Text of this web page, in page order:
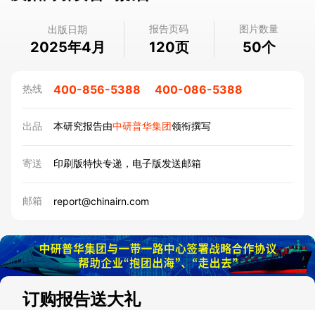
出版日期
2025年4月
报告页码
120页
图片数量
50个
热线 400-856-5388 400-086-5388
出品 本研究报告由中研普华集团领衔撰写
寄送 印刷版特快专递，电子版发送邮箱
邮箱 report@chinairn.com
订购报告送大礼